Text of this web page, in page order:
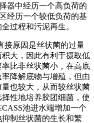
器中经历一个高负荷的
经历一个较低负荷的基
过程和污泥再生。
接原因是丝状菌的过量
大，因此有利于摄取低
比非丝状菌小，在高底
降解底物与增殖，但由
也较大，从而较丝状菌
性地培养胶团细菌，使
池进水端增加一个
制丝状菌的生长和繁